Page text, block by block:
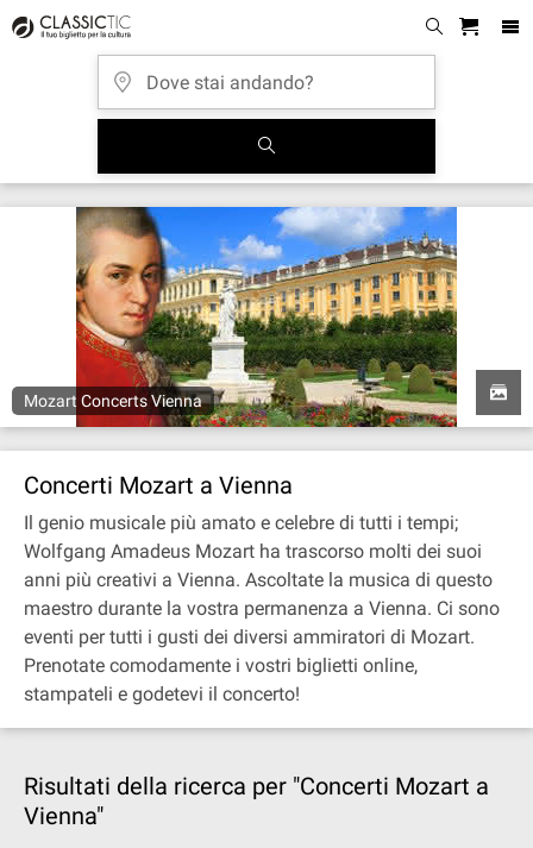
Mozart Concerts Vienna
Concerti Mozart a Vienna
Il genio musicale più amato e celebre di tutti i tempi;
Wolfgang Amadeus Mozart ha trascorso molti dei suoi
anni più creativi a Vienna. Ascoltate la musica di questo
maestro durante la vostra permanenza a Vienna. Ci sono
eventi per tutti i gusti dei diversi ammiratori di Mozart.
Prenotate comodamente i vostri biglietti online,
stampateli e godetevi il concerto!
Risultati della ricerca per "Concerti Mozart a
Vienna"